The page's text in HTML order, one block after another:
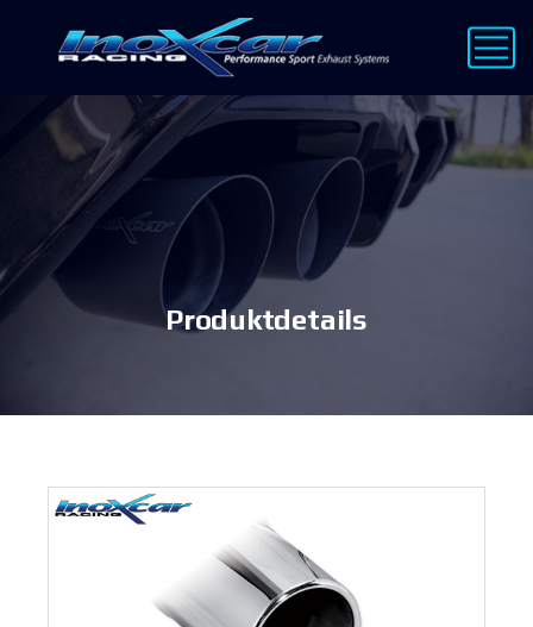
Produktdetails